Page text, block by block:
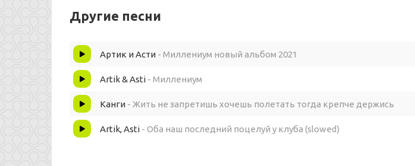
Другие песни
Артик и Асти - Миллениум новый альбом 2021
Artik & Asti - Миллениум
Канги - Жить не запретишь хочешь полетать тогда крепче держись
Artik, Asti - Оба наш последний поцелуй у клуба (slowed)